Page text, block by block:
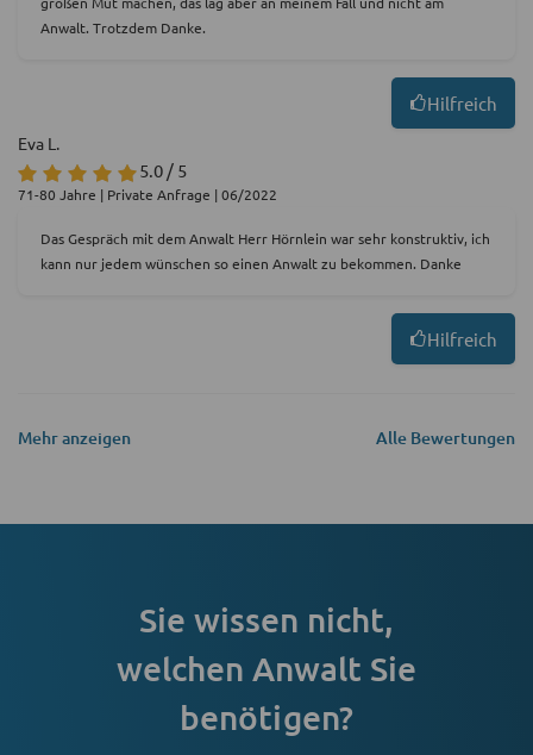
Anwalt. Trotzdem Danke.
Hilfreich
Eva L.
5.0 / 5
71-80 Jahre | Private Anfrage | 06/2022
Das Gespräch mit dem Anwalt Herr Hörnlein war sehr konstruktiv, ich
kann nur jedem wünschen so einen Anwalt zu bekommen. Danke
Hilfreich
Mehr anzeigen Alle Bewertungen
Sie wissen nicht,
welchen Anwalt Sie
benötigen?